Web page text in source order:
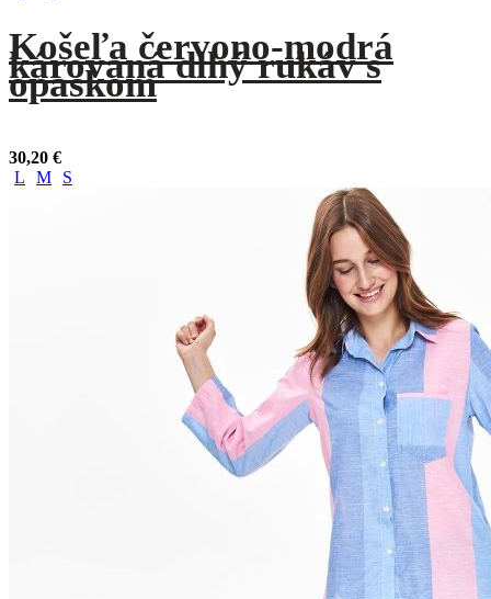
Košeľa červono-modrá
károvaná dlhý rukáv s
opaskom
30,20 €
L
M S